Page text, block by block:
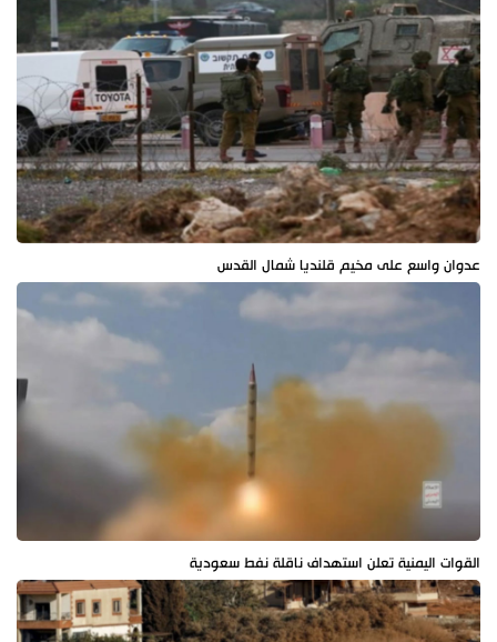
عدوان واسع على مخيم قلنديا شمال القدس
القوات اليمنية تعلن استهداف ناقلة نفط سعودية